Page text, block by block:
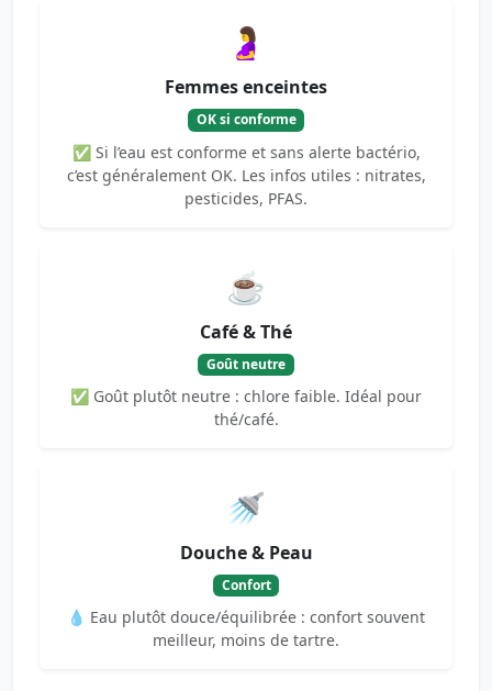
🤰
Femmes enceintes
OK si conforme
✅ Si l’eau est conforme et sans alerte bactério,
c’est généralement OK. Les infos utiles : nitrates,
pesticides, PFAS.
☕
Café & Thé
Goût neutre
✅ Goût plutôt neutre : chlore faible. Idéal pour
thé/café.
🚿
Douche & Peau
Confort
💧 Eau plutôt douce/équilibrée : confort souvent
meilleur, moins de tartre.